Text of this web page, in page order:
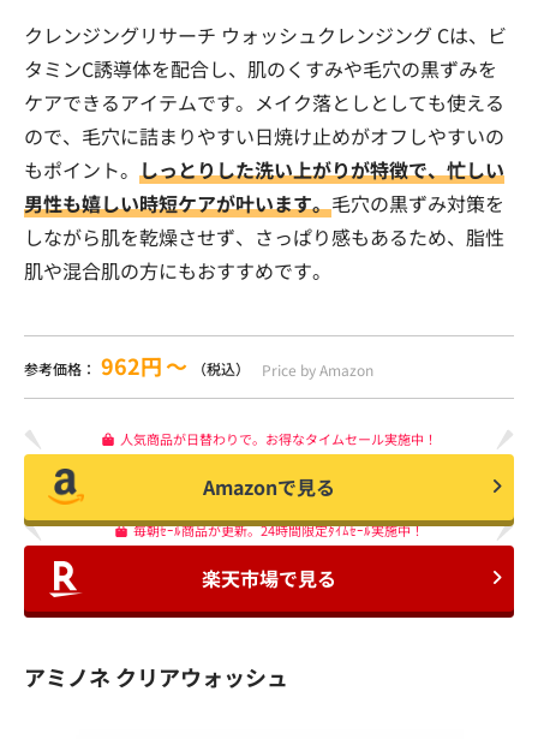
クレンジングリサーチ ウォッシュクレンジング Cは、ビ
タミンC誘導体を配合し、肌のくすみや毛穴の黒ずみを
ケアできるアイテムです。メイク落としとしても使える
ので、毛穴に詰まりやすい日焼け止めがオフしやすいの
もポイント。 しっとりした洗い上がりが特徴で、忙しい
男性も嬉しい時短ケアが叶います。毛穴の黒ずみ対策を
しながら肌を乾燥させず、さっぱり感もあるため、脂性
肌や混合肌の方にもおすすめです。
参考価格： 962円〜 （税込） Price by Amazon
人気商品が日替わりで。お得なタイムセール実施中！
Amazonで見る
毎朝ｾｰﾙ商品が更新。24時間限定ﾀｲﾑｾｰﾙ実施中！
楽天市場で見る
アミノネ クリアウォッシュ